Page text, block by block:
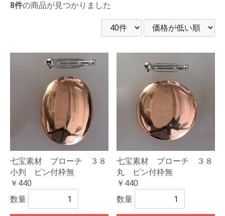
8件の商品が見つかりました
七宝素材 ブローチ ３８
小判 ピン付枠無
￥440
数量
七宝素材 ブローチ ３８
丸 ピン付枠無
￥440
数量